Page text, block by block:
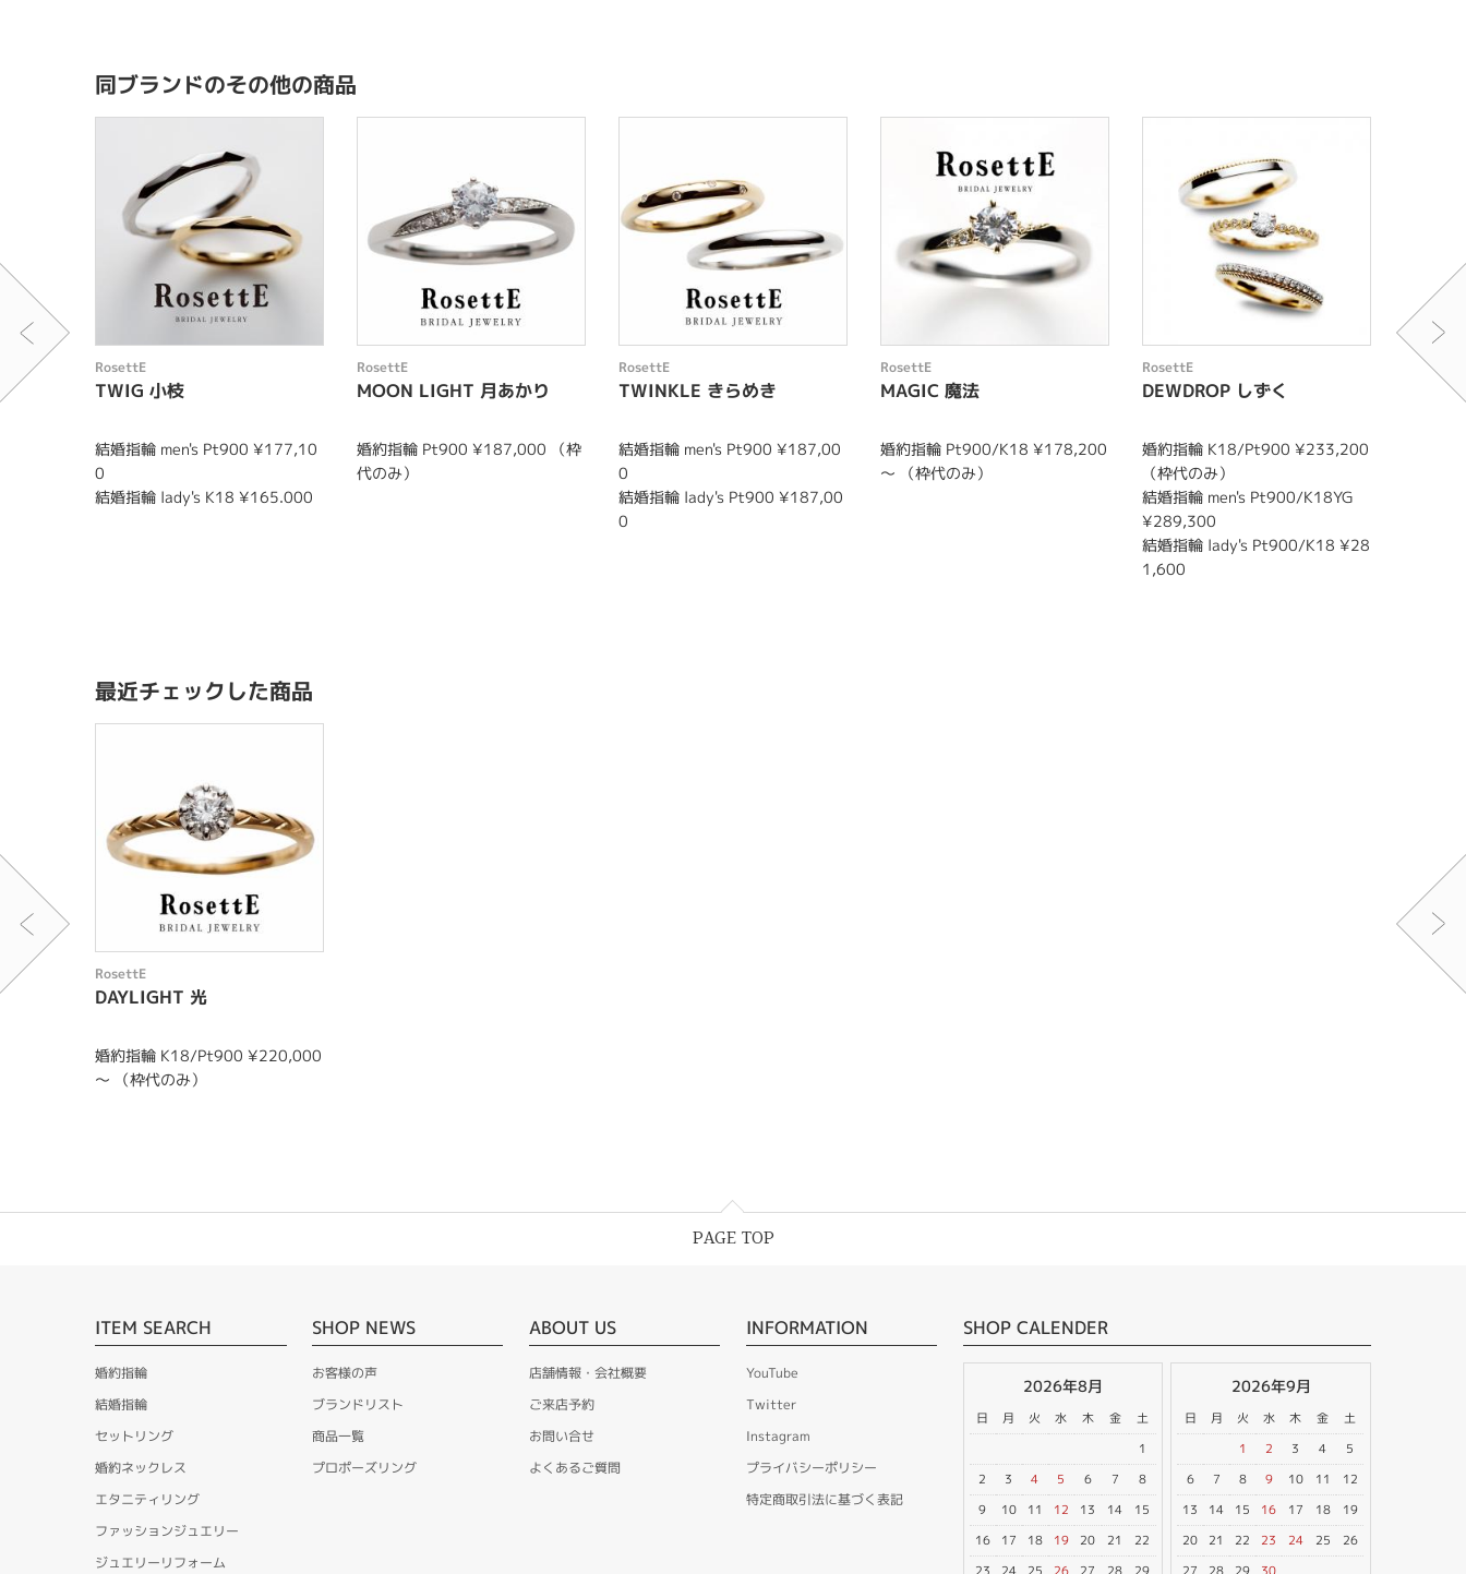
同ブランドのその他の商品
RosettE
TWIG 小枝
結婚指輪 men's Pt900 ¥177,10
0
結婚指輪 lady's K18 ¥165.000
RosettE
MOON LIGHT 月あかり
婚約指輪 Pt900 ¥187,000 （枠
代のみ）
RosettE
TWINKLE きらめき
結婚指輪 men's Pt900 ¥187,00
0
結婚指輪 lady's Pt900 ¥187,00
0
RosettE
MAGIC 魔法
婚約指輪 Pt900/K18 ¥178,200
～ （枠代のみ）
RosettE
DEWDROP しずく
婚約指輪 K18/Pt900 ¥233,200
（枠代のみ）
結婚指輪 men's Pt900/K18YG
¥289,300
結婚指輪 lady's Pt900/K18 ¥28
1,600
RosettE
最近チェックした商品
RosettE
DAYLIGHT 光
婚約指輪 K18/Pt900 ¥220,000
～ （枠代のみ）
PAGE TOP
ITEM SEARCH
婚約指輪
結婚指輪
セットリング
婚約ネックレス
エタニティリング
ファッションジュエリー
ジュエリーリフォーム
SHOP NEWS
お客様の声
ブランドリスト
商品一覧
プロポーズリング
ABOUT US
店舗情報・会社概要
ご来店予約
お問い合せ
よくあるご質問
INFORMATION
YouTube
Twitter
Instagram
プライバシーポリシー
特定商取引法に基づく表記
SHOP CALENDER
2026年8月
日 月 火 水 木 金
土
1
2
3 4 5 6 7
8
9
10 11 12 13 14
15
16
17 18 19 20 21
22
2026年9月
日 月 火 水 木 金
土
1
2 3 4
5
6
7 8 9 10 11
12
13
14 15 16 17 18
19
20
21 22 23 24 25
26